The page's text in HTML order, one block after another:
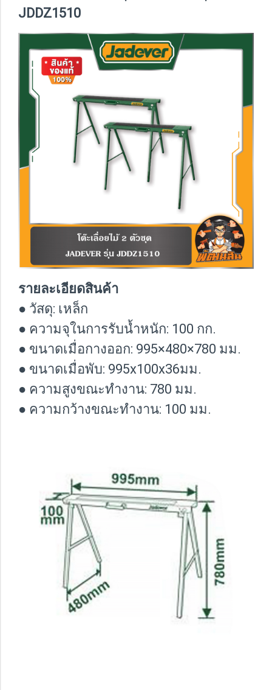
JDDZ1510
รายละเอียดสินค้า
● วัสดุ: เหล็ก
● ความจุในการรับน้ำหนัก: 100 กก.
● ขนาดเมื่อกางออก: 995×480×780 มม.
● ขนาดเมื่อพับ: 995x100x36มม.
● ความสูงขณะทำงาน: 780 มม.
● ความกว้างขณะทำงาน: 100 มม.